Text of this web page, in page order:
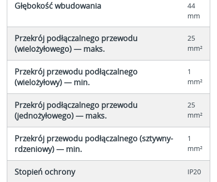
Głębokość wbudowania
44
mm
Przekrój podłączalnego przewodu
(wielożyłowego) — maks.
25
mm²
Przekrój przewodu podłączalnego
(wielożyłowy) — min.
1
mm²
Przekrój podłączalnego przewodu
(jednożyłowego) — maks.
25
mm²
Przekrój przewodu podłączalnego (sztywny-
rdzeniowy) — min.
1
mm²
Stopień ochrony IP20